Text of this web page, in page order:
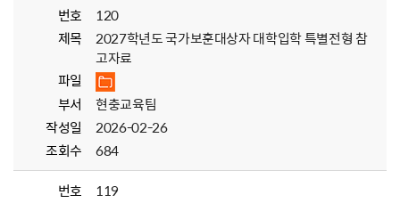
번호
120
제목
2027학년도 국가보훈대상자 대학입학 특별전형 참
고자료
파일
부서
현충교육팀
작성일
2026-02-26
조회수
684
번호
119